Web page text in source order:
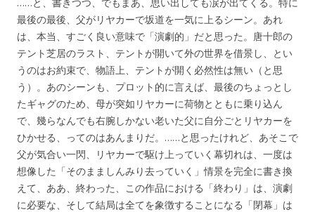
最後の最後、父がリヤカーで坂道を一気に上るシーン。あれ
は、本当、すごく良い意味で「演劇的」だと思った。唐十郎の
テント芝居のラスト、テントが開いて外の世界を借景し、とい
うのはお約束で、物語上、テントが開く必然性は無い（と思
う）。あのシーンも、プロット的に言えば、最後のちょっとし
たギャグのため、母が突如リヤカーに荷物とともに乗り込ん
で、幾らなんでも右腕しかない老いた父に自分ごとリヤカーを
ひかせる、ってのはあんまりだ。……と思ったけれど、あそこで
父が気合い一閃、リヤカーで駆け上っていく幕切れは、一度は
想像した「そのまましんみり去っていく」情景を完全に書き換
えて、ああ、終わった、この作品における「終わり」は、演劇
に必要な、そして結局は全てを象徴することになる「閉幕」は